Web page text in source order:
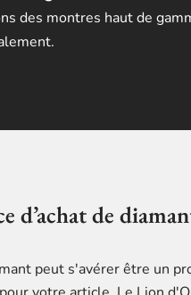
des montres haut de
d’achat de
peut s'avérer être un